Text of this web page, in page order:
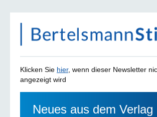
Klicken Sie hier, wenn dieser Newsletter
angezeigt wird
Neues aus dem Verlag